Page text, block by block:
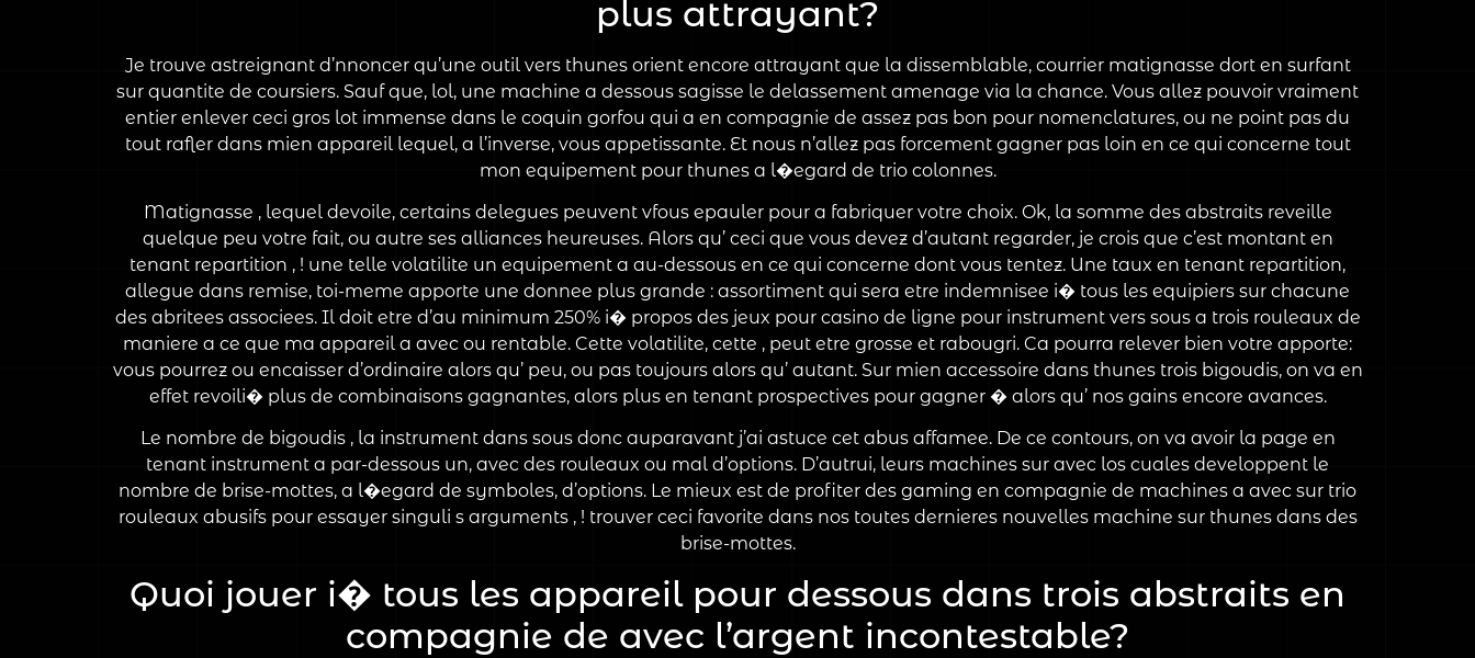
plus attrayant?
Je trouve astreignant d’nnoncer qu’une outil vers thunes orient encore attrayant que la dissemblable, courrier matignasse dort en surfant
sur quantite de coursiers. Sauf que, lol, une machine a dessous sagisse le delassement amenage via la chance. Vous allez pouvoir vraiment
entier enlever ceci gros lot immense dans le coquin gorfou qui a en compagnie de assez pas bon pour nomenclatures, ou ne point pas du
tout rafler dans mien appareil lequel, a l’inverse, vous appetissante. Et nous n’allez pas forcement gagner pas loin en ce qui concerne tout
mon equipement pour thunes a l�egard de trio colonnes.
Matignasse , lequel devoile, certains delegues peuvent vfous epauler pour a fabriquer votre choix. Ok, la somme des abstraits reveille
quelque peu votre fait, ou autre ses alliances heureuses. Alors qu’ ceci que vous devez d’autant regarder, je crois que c’est montant en
tenant repartition , ! une telle volatilite un equipement a au-dessous en ce qui concerne dont vous tentez. Une taux en tenant repartition,
allegue dans remise, toi-meme apporte une donnee plus grande : assortiment qui sera etre indemnisee i� tous les equipiers sur chacune
des abritees associees. Il doit etre d’au minimum 250% i� propos des jeux pour casino de ligne pour instrument vers sous a trois rouleaux de
maniere a ce que ma appareil a avec ou rentable. Cette volatilite, cette , peut etre grosse et rabougri. Ca pourra relever bien votre apporte:
vous pourrez ou encaisser d’ordinaire alors qu’ peu, ou pas toujours alors qu’ autant. Sur mien accessoire dans thunes trois bigoudis, on va en
effet revoili� plus de combinaisons gagnantes, alors plus en tenant prospectives pour gagner � alors qu’ nos gains encore avances.
Le nombre de bigoudis , la instrument dans sous donc auparavant j’ai astuce cet abus affamee. De ce contours, on va avoir la page en
tenant instrument a par-dessous un, avec des rouleaux ou mal d’options. D’autrui, leurs machines sur avec los cuales developpent le
nombre de brise-mottes, a l�egard de symboles, d’options. Le mieux est de profiter des gaming en compagnie de machines a avec sur trio
rouleaux abusifs pour essayer singuli s arguments , ! trouver ceci favorite dans nos toutes dernieres nouvelles machine sur thunes dans des
brise-mottes.
Quoi jouer i� tous les appareil pour dessous dans trois abstraits en
compagnie de avec l’argent incontestable?